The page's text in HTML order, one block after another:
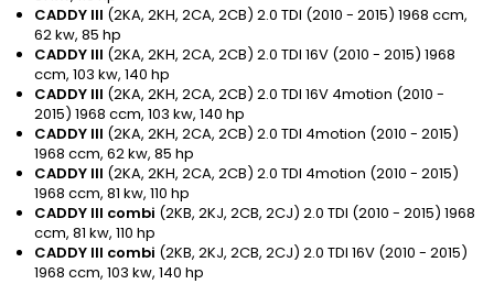
CADDY III (2KA, 2KH, 2CA, 2CB) 2.0 TDI (2010 - 2015) 1968 ccm,
62 kw, 85 hp
CADDY III (2KA, 2KH, 2CA, 2CB) 2.0 TDI 16V (2010 - 2015) 1968
ccm, 103 kw, 140 hp
CADDY III (2KA, 2KH, 2CA, 2CB) 2.0 TDI 16V 4motion (2010 -
2015) 1968 ccm, 103 kw, 140 hp
CADDY III (2KA, 2KH, 2CA, 2CB) 2.0 TDI 4motion (2010 - 2015)
1968 ccm, 62 kw, 85 hp
CADDY III (2KA, 2KH, 2CA, 2CB) 2.0 TDI 4motion (2010 - 2015)
1968 ccm, 81 kw, 110 hp
CADDY III combi (2KB, 2KJ, 2CB, 2CJ) 2.0 TDI (2010 - 2015) 1968
ccm, 81 kw, 110 hp
CADDY III combi (2KB, 2KJ, 2CB, 2CJ) 2.0 TDI 16V (2010 - 2015)
1968 ccm, 103 kw, 140 hp